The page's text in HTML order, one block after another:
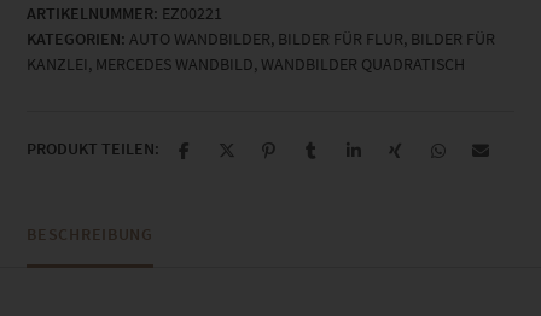
Limits
Menge
ARTIKELNUMMER: EZ00221
KATEGORIEN: AUTO WANDBILDER, BILDER FÜR FLUR, BILDER FÜR
KANZLEI, MERCEDES WANDBILD, WANDBILDER QUADRATISCH
PRODUKT TEILEN:
BESCHREIBUNG